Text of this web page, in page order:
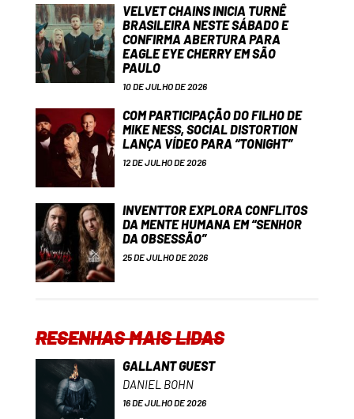
VELVET CHAINS INICIA TURNÊ
BRASILEIRA NESTE SÁBADO E
CONFIRMA ABERTURA PARA
EAGLE EYE CHERRY EM SÃO
PAULO
10 DE JULHO DE 2026
COM PARTICIPAÇÃO DO FILHO DE
MIKE NESS, SOCIAL DISTORTION
LANÇA VÍDEO PARA “TONIGHT”
12 DE JULHO DE 2026
INVENTTOR EXPLORA CONFLITOS
DA MENTE HUMANA EM “SENHOR
DA OBSESSÃO”
25 DE JULHO DE 2026
RESENHAS MAIS LIDAS
GALLANT GUEST
DANIEL BOHN
16 DE JULHO DE 2026